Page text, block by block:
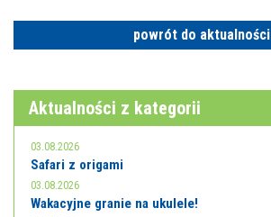
powrót do aktualności
Aktualności z kategorii
03.08.2026
Safari z origami
03.08.2026
Wakacyjne granie na ukulele!